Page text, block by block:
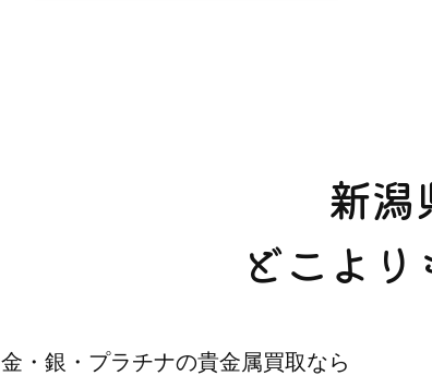
新潟
どこよ
金・銀・プラチナの貴金属買取なら